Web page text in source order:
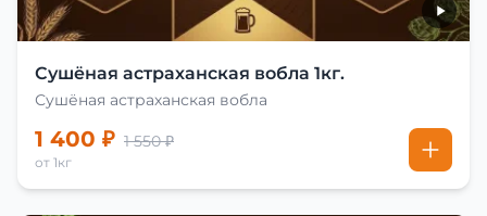
Сушёная астраханская вобла 1кг.
Сушёная астраханская вобла
1 400 ₽ 1 550 ₽
от 1кг